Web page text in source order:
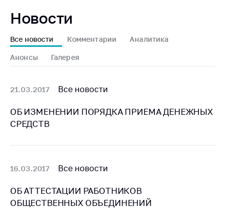
Законодательство
Антикоррупционная
деятельность
совет
Соискателям
Награждения
товарная биржа
жизнь
Новости
Все новости Комментарии Аналитика
Анонсы Галерея
21.03.2017 Все новости
ОБ ИЗМЕНЕНИИ ПОРЯДКА ПРИЕМА ДЕНЕЖНЫХ
СРЕДСТВ
16.03.2017 Все новости
ОБ АТТЕСТАЦИИ РАБОТНИКОВ
ОБЩЕСТВЕННЫХ ОБЪЕДИНЕНИЙ